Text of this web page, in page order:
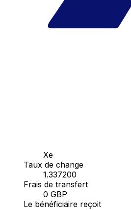
Xe
Taux de change
1.337200
Frais de transfert
0 GBP
Le bénéficiaire reçoit